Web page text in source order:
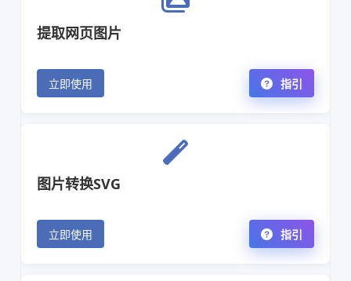
提取网页图片
立即使用 指引
图片转换SVG
立即使用 指引